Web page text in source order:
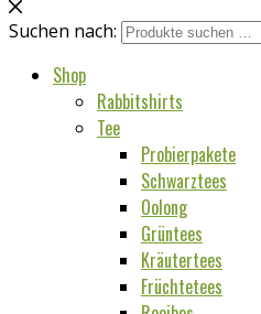
Suchen nach:
Shop
Rabbitshirts
Tee
Probierpakete
Schwarztees
Oolong
Grüntees
Kräutertees
Früchtetees